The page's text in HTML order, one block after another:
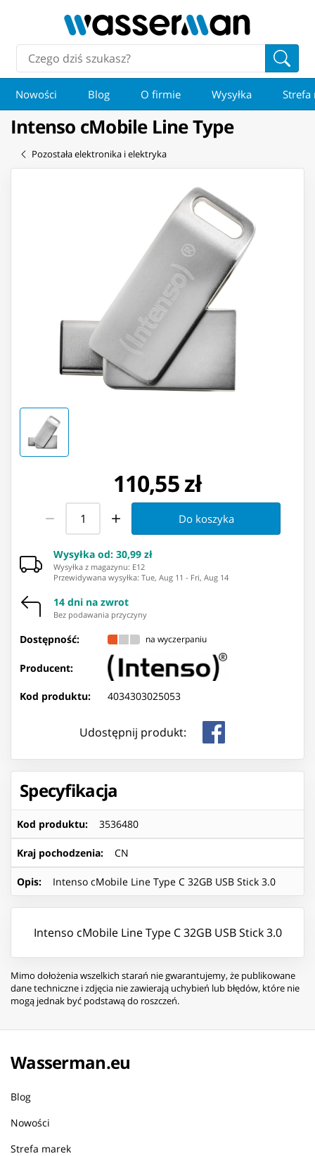
Nowości Blog O firmie Wysyłka Strefa
Intenso cMobile Line Type
Pozostała elektronika i elektryka
110,55 zł
Do koszyka
Wysyłka od: 30,99 zł
Wysyłka z magazynu: ⁨E12⁩
Przewidywana wysyłka: Tue, Aug 11 - Fri, Aug 14
14 dni na zwrot
Bez podawania przyczyny
Dostępność: na wyczerpaniu
Producent:
Kod produktu: 4034303025053
Udostępnij produkt:
Specyfikacja
Kod produktu: 3536480
Kraj pochodzenia: CN
Opis: Intenso cMobile Line Type C 32GB USB Stick 3.0
Intenso cMobile Line Type C 32GB USB Stick 3.0
Mimo dołożenia wszelkich starań nie gwarantujemy, że publikowane
dane techniczne i zdjęcia nie zawierają uchybień lub błędów, które nie
mogą jednak być podstawą do roszczeń.
Wasserman.eu
Blog
Nowości
Strefa marek